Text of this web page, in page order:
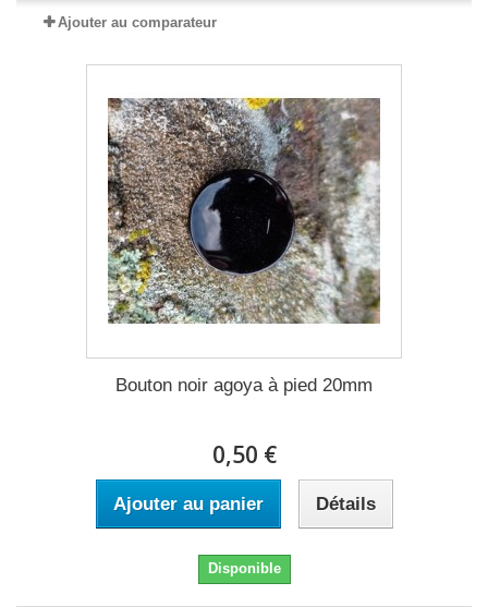
Ajouter au comparateur
Bouton noir agoya à pied 20mm
0,50 €
Ajouter au panier Détails
Disponible